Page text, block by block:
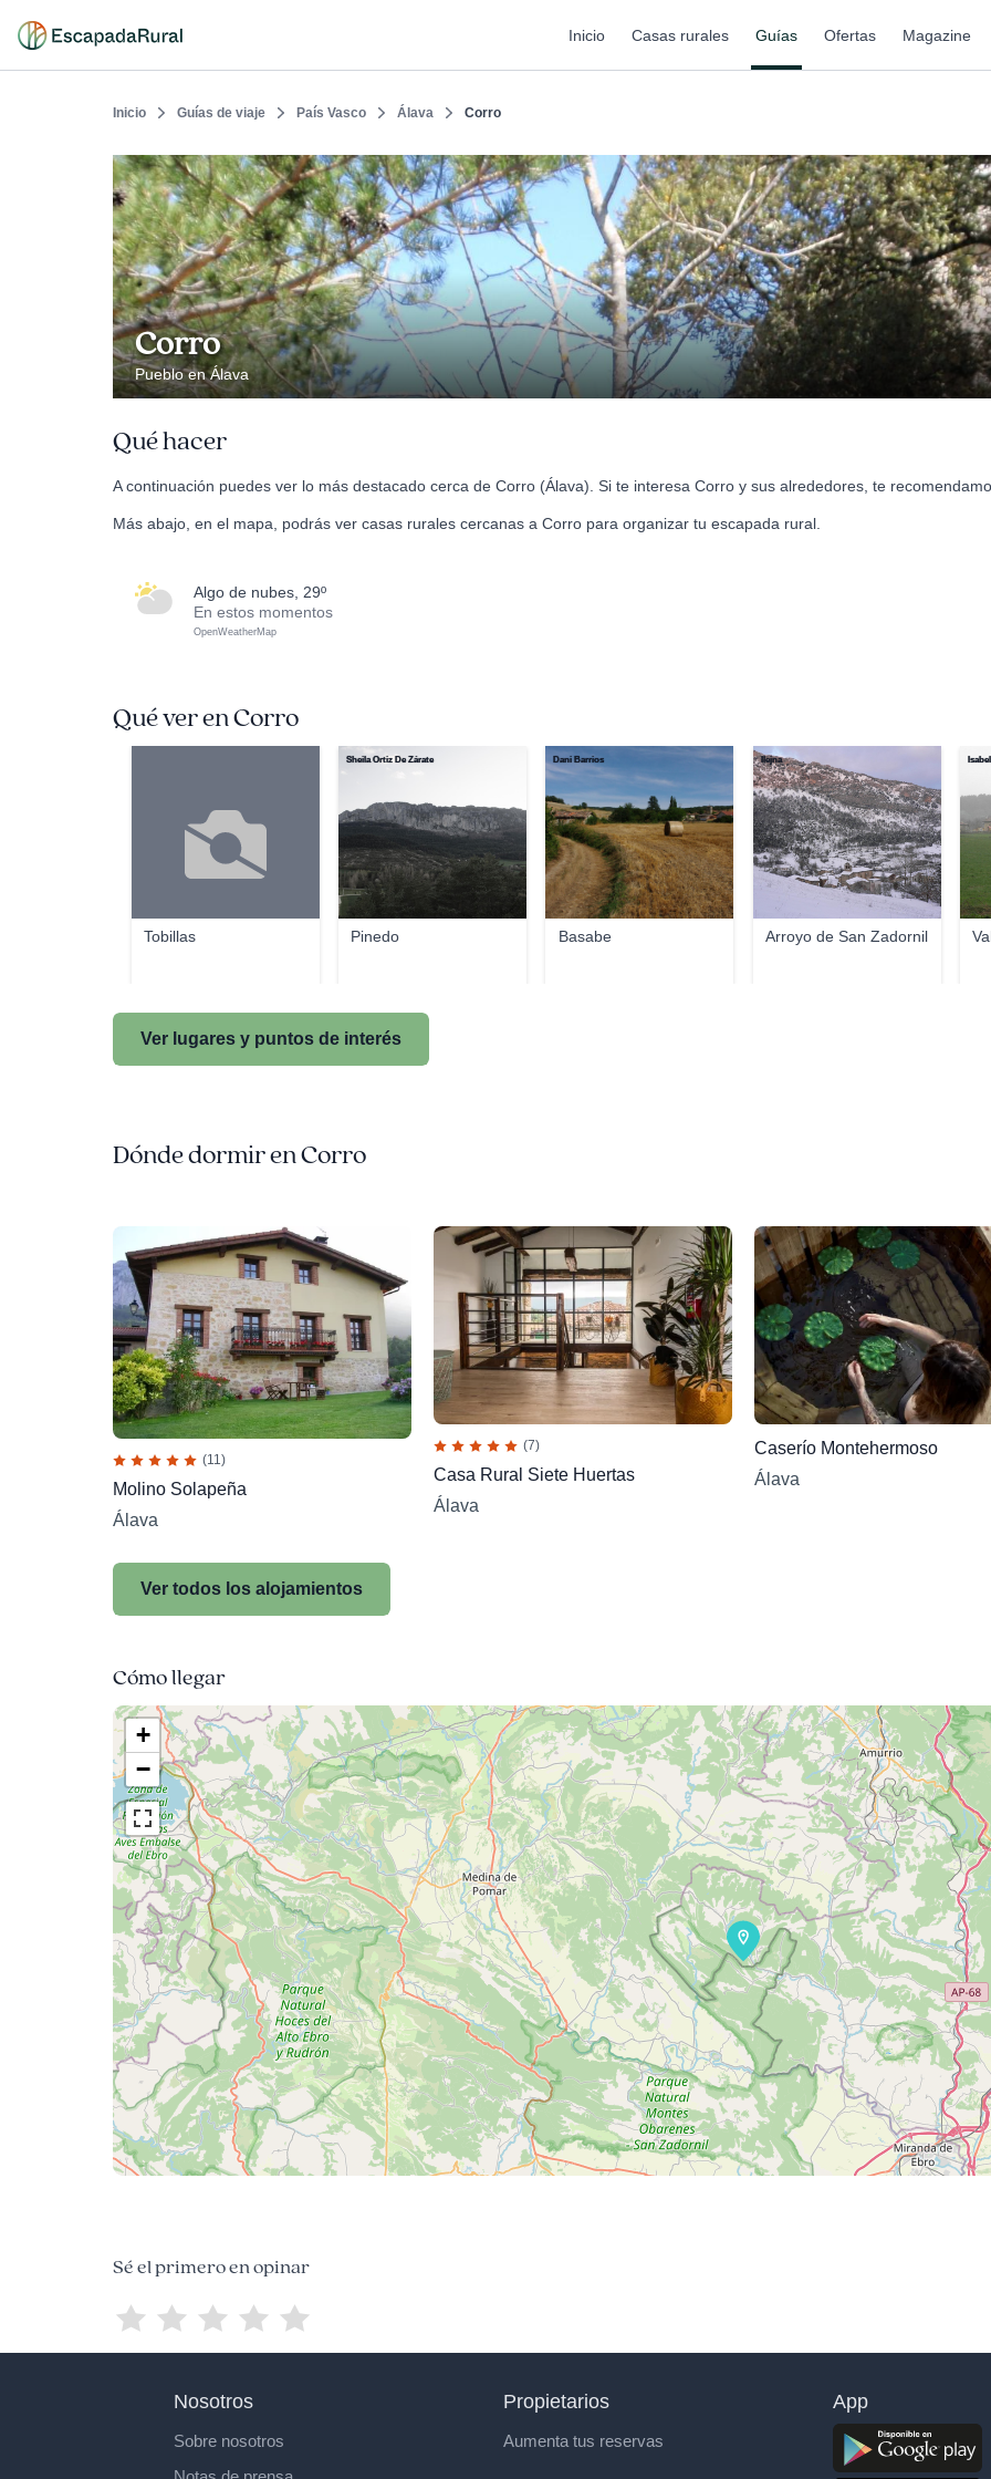
Inicio Casas rurales Guías Ofertas Magazine
Inicio Guías de viaje País Vasco Álava Corro
Corro
Pueblo en Álava
Qué hacer
A continuación puedes ver lo más destacado cerca de Corro (Álava). Si te interesa Corro y sus alrededores, te
Más abajo, en el mapa, podrás ver casas rurales cercanas a Corro para organizar tu escapada rural.
algo de nubes, 29º
En estos momentos
OpenWeatherMap
Qué ver en Corro
Tobillas Pinedo
Sheila Ortiz De Zárate
Basabe
Dani Barrios
Arroyo de San Zadornil
llejna
Ver lugares y puntos de interés
Dónde dormir en Corro
(11)
Molino Solapeña
Álava
(7)
Casa Rural Siete Huertas
Álava
Caserío Montehermoso
Álava
Ver todos los alojamientos
Cómo llegar
+
−
Sé el primero en opinar
Nosotros
Sobre nosotros
Propietarios
Aumenta tus reservas
App